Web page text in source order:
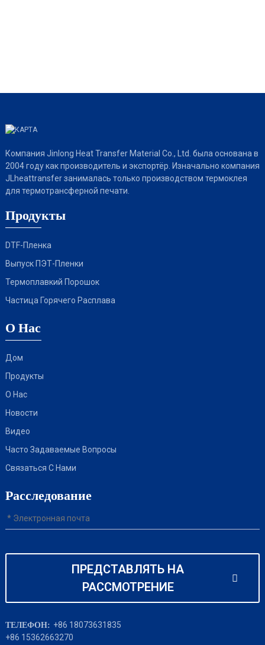
Компания Jinlong Heat Transfer Material Co., Ltd. была основана в
2004 году как производитель и экспортёр. Изначально компания
JLheattransfer занималась только производством термоклея
для термотрансферной печати.
Продукты
DTF-Пленка
Выпуск ПЭТ-Пленки
Термоплавкий Порошок
Частица Горячего Расплава
О Нас
Дом
Продукты
О Нас
Новости
Видео
Часто Задаваемые Вопросы
Связаться С Нами
Расследование
ПРЕДСТАВЛЯТЬ НА
РАССМОТРЕНИЕ
ТЕЛЕФОН: +86 18073631835
+86 15362663270